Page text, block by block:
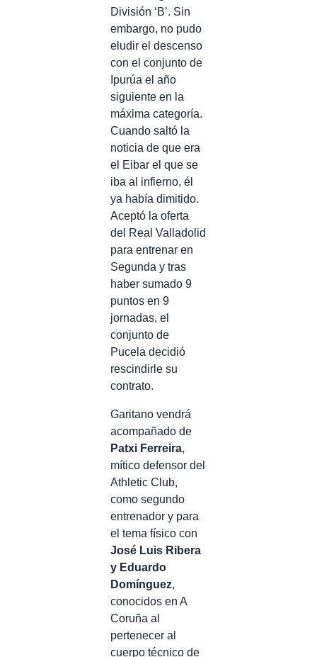
División ‘B’. Sin
embargo, no pudo
eludir el descenso
con el conjunto de
Ipurúa el año
siguiente en la
máxima categoría.
Cuando saltó la
noticia de que era
el Eibar el que se
iba al infierno, él
ya había dimitido.
Aceptó la oferta
del Real Valladolid
para entrenar en
Segunda y tras
haber sumado 9
puntos en 9
jornadas, el
conjunto de
Pucela decidió
rescindirle su
contrato.
Garitano vendrá
acompañado de
Patxi Ferreira,
mítico defensor del
Athletic Club,
como segundo
entrenador y para
el tema físico con
José Luis Ribera
y Eduardo
Domínguez,
conocidos en A
Coruña al
pertenecer al
cuerpo técnico de